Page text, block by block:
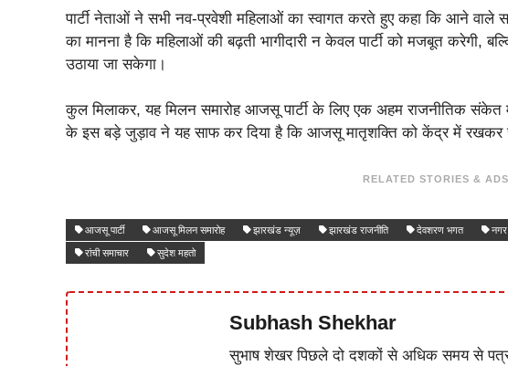
पार्टी नेताओं ने सभी नव-प्रवेशी महिलाओं का स्वागत करते हुए कहा कि आने
का मानना है कि महिलाओं की बढ़ती भागीदारी न केवल पार्टी को मजबूत करेगी,
उठाया जा सकेगा।
कुल मिलाकर, यह मिलन समारोह आजसू पार्टी के लिए एक अहम राजनीतिक संकेत
के इस बड़े जुड़ाव ने यह साफ कर दिया है कि आजसू मातृशक्ति को केंद्र में रखकर
RELATED STORIES & ADS
आजसू पार्टी आजसू मिलन समारोह झारखंड न्यूज़ झारखंड राजनीति देवशरण भगत नगर
रांची समाचार सुदेश महतो
Subhash Shekhar
सुभाष शेखर पिछले दो दशकों से अधिक समय से